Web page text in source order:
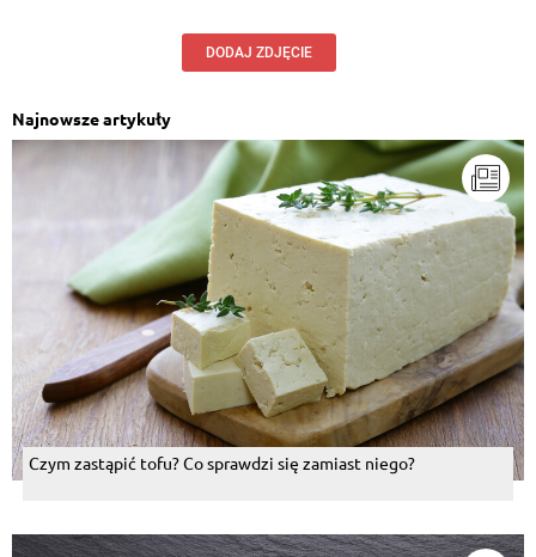
DODAJ ZDJĘCIE
Najnowsze artykuły
Czym zastąpić tofu? Co sprawdzi się zamiast niego?